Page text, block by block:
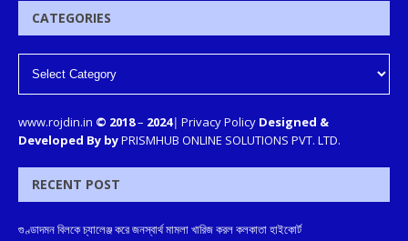
CATEGORIES
www.rojdin.in © 2018– 2024| Privacy Policy Designed &
Developed By byPRISMHUB ONLINE SOLUTIONS PVT. LTD.
RECENT POST
গুণ্ডাদমন বিলকে চ্যালেঞ্জ করে জনস্বার্থ মামলা খারিজ করল কলকাতা হাইকোর্ট